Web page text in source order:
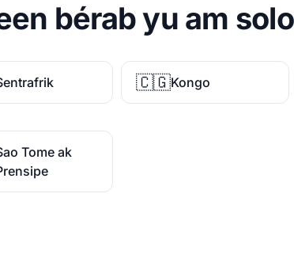
bérab yu am solo
🇨🇬Kongo
Tome ak